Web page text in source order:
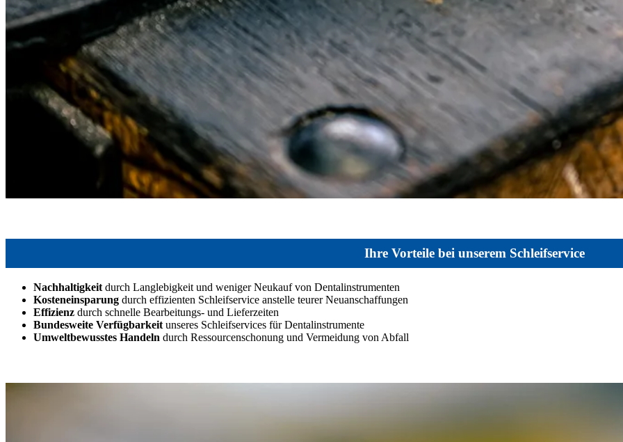
Ihre Vorteile bei unserem Schleifservice
Nachhaltigkeit durch Langlebigkeit und weniger Neukauf von Dentalinstrumenten
Kosteneinsparung durch effizienten Schleifservice anstelle teurer Neuanschaffungen
Effizienz durch schnelle Bearbeitungs- und Lieferzeiten
Bundesweite Verfügbarkeit unseres Schleifservices für Dentalinstrumente
Umweltbewusstes Handeln durch Ressourcenschonung und Vermeidung von Abfall